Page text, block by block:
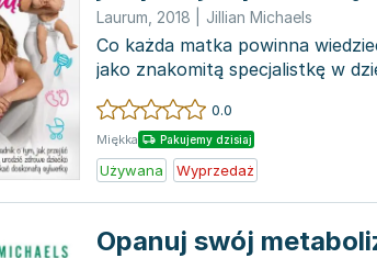
dziecko i odzyskać
Laurum 2018 Jillian Michaels
Co każda matka powinna
jako znakomitą specjalistkę w
Oprócz...
0.0
Miękka Pakujemy dzisiaj
Używana Wyprzedaż
Opanuj swój